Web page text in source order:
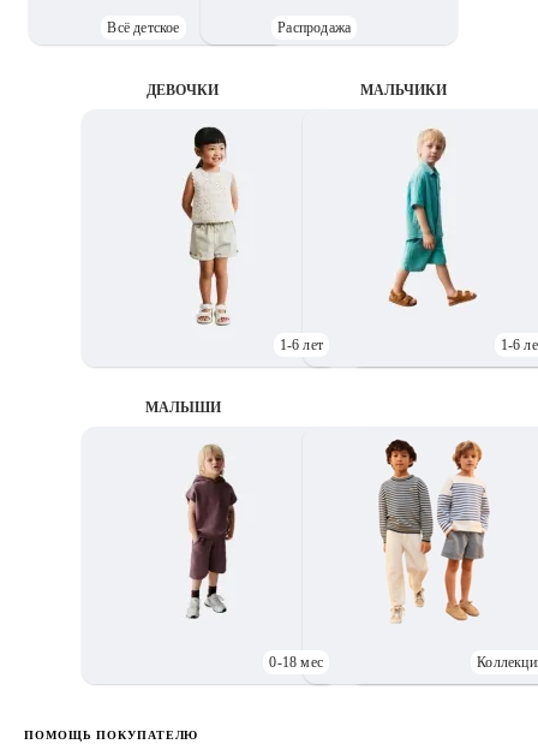
Всё детское Распродажа
ДЕВОЧКИ
1-6 лет
MАЛЬЧИКИ
1-6
МАЛЫШИ
0-18 мес
ПОМОЩЬ ПОКУПАТЕЛЮ